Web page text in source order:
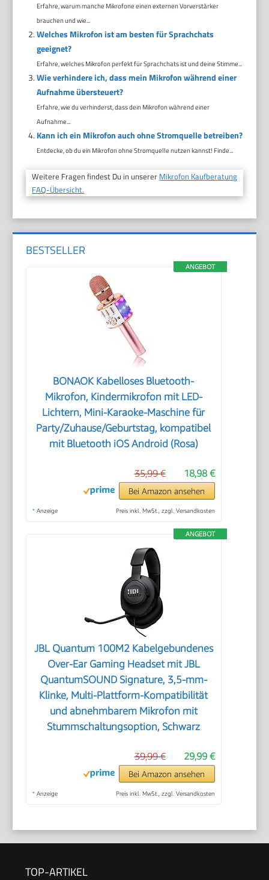
Erfahre, warum manche Mikrofone einen externen Vorverstärker
brauchen und wie...
Welches Mikrofon ist am besten für Sprachchats
geeignet?
Erfahre, welches Mikrofon perfekt für Sprachchats ist und deine Stimme...
Wie verhindere ich, dass mein Mikrofon während einer
Aufnahme übersteuert?
Erfahre, wie du verhinderst, dass dein Mikrofon während einer
Aufnahme...
Kann ich ein Mikrofon auch ohne Stromquelle betreiben?
Entdecke, ob du ein Mikrofon ohne Stromquelle nutzen kannst! Finde...
Weitere Fragen findest Du in unserer Mikrofon Kaufberatung
FAQ-Übersicht.
BESTSELLER
ANGEBOT
BONAOK Kabelloses Bluetooth-
Mikrofon, Kindermikrofon mit LED-
Lichtern, Mini-Karaoke-Maschine für
Party/Zuhause/Geburtstag, kompatibel
mit Bluetooth iOS Android (Rosa)
18,98 €
35,99 €
Bei Amazon ansehen
* Anzeige Preis inkl. MwSt., zzgl. Versandkosten
ANGEBOT
JBL Quantum 100M2 Kabelgebundenes
Over-Ear Gaming Headset mit JBL
QuantumSOUND Signature, 3,5-mm-
Klinke, Multi-Plattform-Kompatibilität
und abnehmbarem Mikrofon mit
Stummschaltungsoption, Schwarz
29,99 €
39,99 €
Bei Amazon ansehen
* Anzeige Preis inkl. MwSt., zzgl. Versandkosten
TOP-ARTIKEL